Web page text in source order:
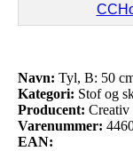
Navn: Tyl, B: 50
Kategori: Stof og
Producent: Creativ
Varenummer:
EAN: